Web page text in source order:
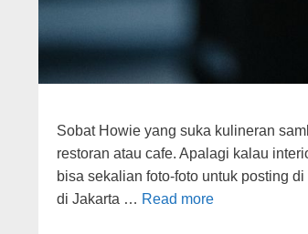
Sobat Howie yang suka kulineran
restoran atau cafe. Apalagi kalau
bisa sekalian foto-foto untuk posting
di Jakarta … Read more